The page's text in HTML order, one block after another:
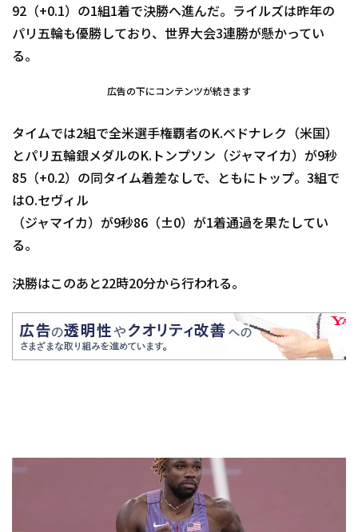
92（+0.1）の1組1着で決勝へ進んだ。ライルズは昨年の
パリ五輪も優勝しており、世界大会3連勝が懸かってい
る。
広告の下にコンテンツが続きます
タイムでは2組で全米選手権覇者のK.ベドナレク（米国）
とパリ五輪銀メダルのK.トンプソン（ジャマイカ）が9秒
85（+0.2）の同タイム着差なしで、ともにトップ。3組で
はO.セヴィル
（ジャマイカ）が9秒86（±0）が1着通過を果たしてい
る。
決勝はこのあと22時20分から行われる。